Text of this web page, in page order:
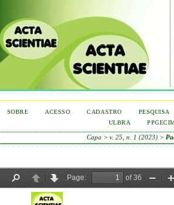
SOBRE ACESSO CADASTRO
PESQUISA
ULBRA
Capa >v. 25, n. 1 (2023) >